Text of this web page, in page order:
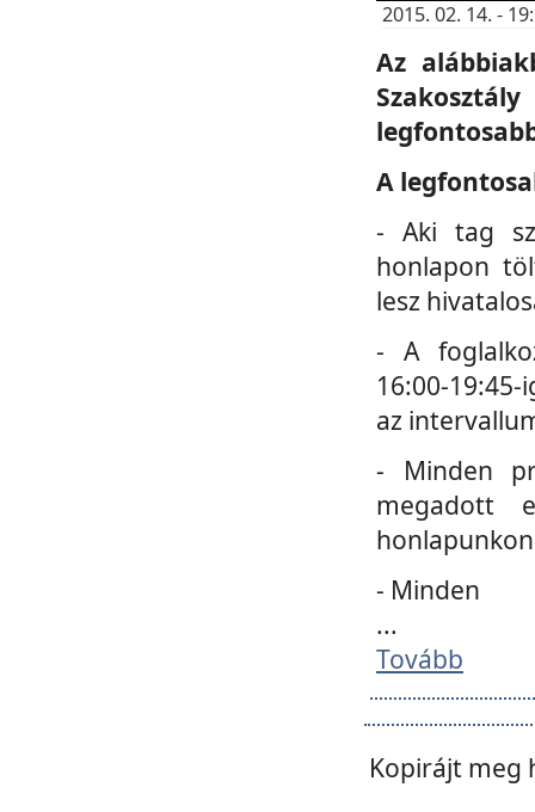
2015. 02. 14. -
Az
A
- Aki tag
honlapon
lesz
- A
16:00-
az
- Minden
megadott
- Minden
...
Tovább
Kopirájt meg